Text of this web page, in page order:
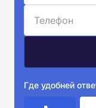
Где удобней